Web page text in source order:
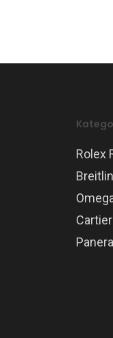
Rolex